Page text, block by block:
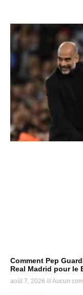
Comment Pep
Real Madrid pour le
août 7, 2026 Aucun